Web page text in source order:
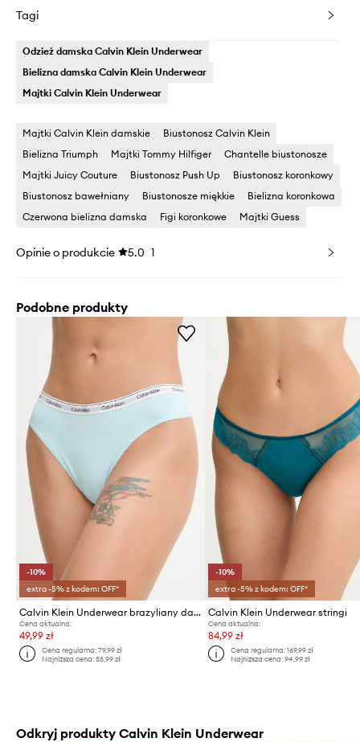
Tagi
Odzież damska Calvin Klein Underwear
Bielizna damska Calvin Klein Underwear
Majtki Calvin Klein Underwear
Majtki Calvin Klein damskie
Biustonosz Calvin Klein
Bielizna Triumph
Majtki Tommy Hilfiger
Chantelle biustonosze
Majtki Juicy Couture
Biustonosz Push Up
Biustonosz koronkowy
Biustonosz bawełniany
Biustonosze miękkie
Bielizna koronkowa
Czerwona bielizna damska
Figi koronkowe Majtki Guess
Opinie o produkcie 5.0 1
Podobne produkty
-10%
extra -5% z kodem: OFF*
Calvin Klein Underwear brazyliany damskie bawełniane z elastanem
Cena aktualna:
49,99 zł
Cena regularna:79,99 zł
Najniższa cena:55,99 zł
-10%
extra -5% z kodem: OFF*
Calvin Klein Underwear stringi
Cena aktualna:
84,99 zł
Cena regularna: 169,99 zł
Najniższa cena: 94,99 zł
Odkryj produkty Calvin Klein Underwear